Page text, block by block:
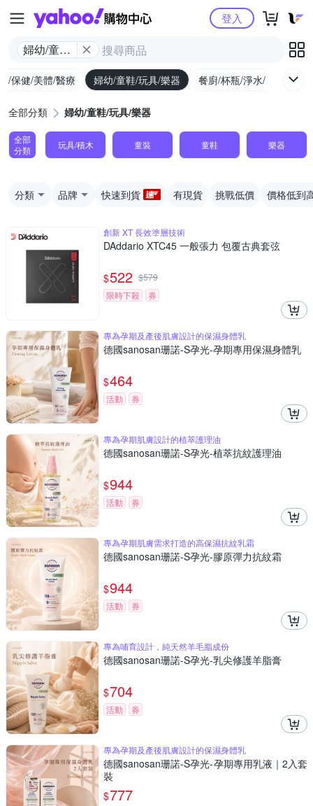
Yahoo購物中心
婦幼/童鞋/
登入
/保健/美體/醫療 婦幼/童鞋/玩具/樂器 餐廚/杯瓶/淨水/寵物
全部分類 婦幼/童鞋/玩具/樂器
全部
分類
玩具/積木 童裝 童鞋 樂器
分類 品牌 快速到貨 有現貨 挑戰低價 價格低到
創新 XT 長效塗層技術
DAddario XTC45 一般張力 包覆古典套弦
$522 $579
限時下殺
券
專為孕期及產後肌膚設計的保濕身體乳
德國sanosan珊諾-S孕光-孕期專用保濕身體乳
$464
活動 券
專為孕期肌膚設計的植萃護理油
德國sanosan珊諾-S孕光-植萃抗紋護理油
$944
活動 券
專為孕期肌膚需求打造的高保濕抗紋乳霜
德國sanosan珊諾-S孕光-膠原彈力抗紋霜
$944
活動 券
專為哺育設計，純天然羊毛脂成份
德國sanosan珊諾-S孕光-乳尖修護羊脂膏
$704
活動 券
專為孕期及產後肌膚設計的保濕身體乳
德國sanosan珊諾-S孕光-孕期專用乳液｜2入套
裝
$777